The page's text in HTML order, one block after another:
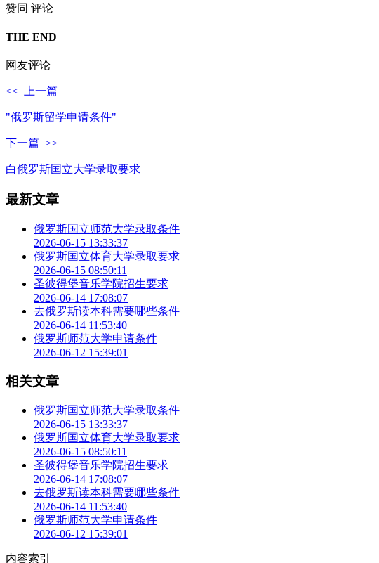
赞同 评论
THE END
网友评论
<< 上一篇
"俄罗斯留学申请条件"
下一篇 >>
白俄罗斯国立大学录取要求
最新文章
俄罗斯国立师范大学录取条件
2026-06-15 13:33:37
俄罗斯国立体育大学录取要求
2026-06-15 08:50:11
圣彼得堡音乐学院招生要求
2026-06-14 17:08:07
去俄罗斯读本科需要哪些条件
2026-06-14 11:53:40
俄罗斯师范大学申请条件
2026-06-12 15:39:01
相关文章
俄罗斯国立师范大学录取条件
2026-06-15 13:33:37
俄罗斯国立体育大学录取要求
2026-06-15 08:50:11
圣彼得堡音乐学院招生要求
2026-06-14 17:08:07
去俄罗斯读本科需要哪些条件
2026-06-14 11:53:40
俄罗斯师范大学申请条件
2026-06-12 15:39:01
内容索引